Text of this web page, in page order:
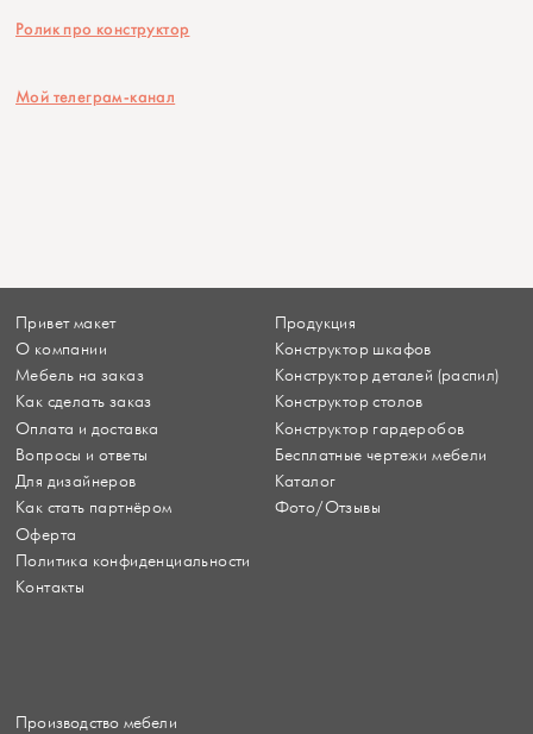
Ролик про конструктор
Мой телеграм-канал
Привет макет
О компании
Мебель на заказ
Как сделать заказ
Оплата и доставка
Вопросы и ответы
Для дизайнеров
Как стать партнёром
Оферта
Политика конфиденциальности
Контакты
Продукция
Конструктор шкафов
Конструктор деталей (распил)
Конструктор столов
Конструктор гардеробов
Бесплатные чертежи мебели
Каталог
Фото/Отзывы
Производство мебели